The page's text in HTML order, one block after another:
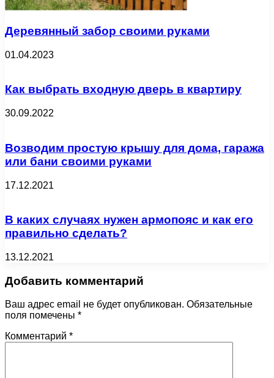
Деревянный забор своими руками
01.04.2023
Как выбрать входную дверь в квартиру
30.09.2022
Возводим простую крышу для дома, гаража
или бани своими руками
17.12.2021
В каких случаях нужен армопояс и как его
правильно сделать?
13.12.2021
Добавить комментарий
Ваш адрес email не будет опубликован. Обязательные
поля помечены *
Комментарий *